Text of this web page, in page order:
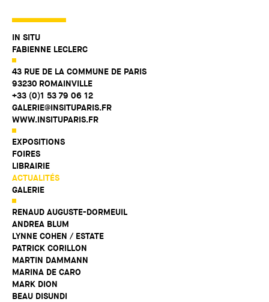
IN SITU
FABIENNE LECLERC
43 RUE DE LA COMMUNE DE PARIS
93230 ROMAINVILLE
+33 (0)1 53 79 06 12
GALERIE@INSITUPARIS.FR
WWW.INSITUPARIS.FR
EXPOSITIONS
FOIRES
LIBRAIRIE
ACTUALITÉS
GALERIE
RENAUD AUGUSTE-DORMEUIL
ANDREA BLUM
LYNNE COHEN / ESTATE
PATRICK CORILLON
MARTIN DAMMANN
MARINA DE CARO
MARK DION
BEAU DISUNDI